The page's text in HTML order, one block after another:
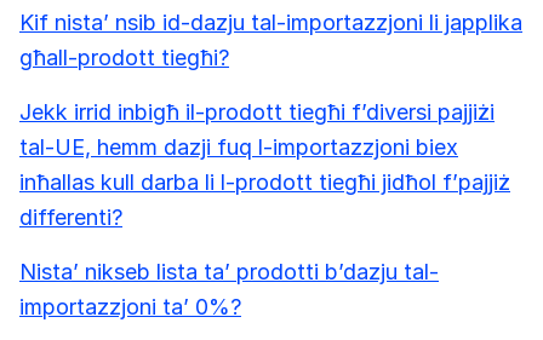
Kif nista’ nsib id-dazju tal-importazzjoni li japplika
għall-prodott tiegħi?
Jekk irrid inbigħ il-prodott tiegħi f’diversi pajjiżi
tal-UE, hemm dazji fuq l-importazzjoni biex
inħallas kull darba li l-prodott tiegħi jidħol f’pajjiż
differenti?
Nista’ nikseb lista ta’ prodotti b’dazju tal-
importazzjoni ta’ 0%?